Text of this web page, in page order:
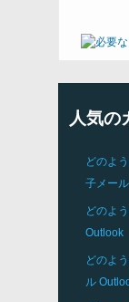
人気の
どのよ
子メール
どのよ
Outlook
どのよ
ル